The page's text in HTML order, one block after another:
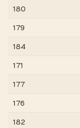
180
179
184
171
177
176
182